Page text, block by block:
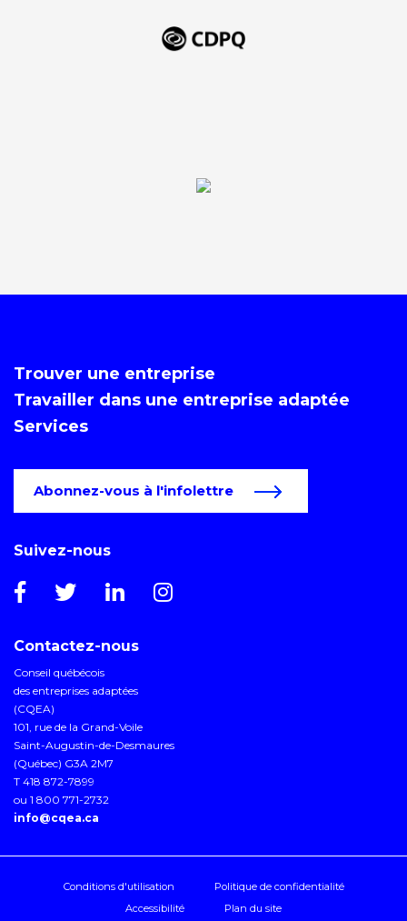
Trouver une entreprise
Travailler dans une entreprise adaptée
Services
Abonnez-vous à l'infolettre
Suivez-nous
Contactez-nous
Conseil québécois
des entreprises adaptées
(CQEA)
101, rue de la Grand-Voile
Saint-Augustin-de-Desmaures
(Québec) G3A 2M7
T 418 872-7899
ou 1 800 771-2732
info@cqea.ca
Conditions d'utilisation
Politique de confidentialité
Accessibilité
Plan du site